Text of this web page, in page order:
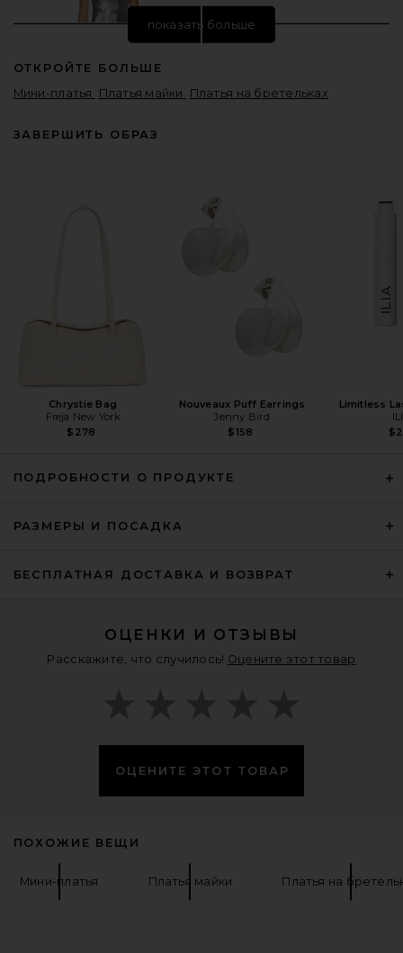
Alex Perry Singlet Mini Dress in
Dress in Yellow
показать больше
ОТКРОЙТЕ БОЛЬШЕ
Мини-платья
Платья майки Платья на бретельках
ЗАВЕРШИТЬ ОБРАЗ
Chrystie Bag
Freja New York
$278
Nouveaux Puff Earrings
Jenny Bird
$158
Limitless
ПОДРОБНОСТИ О ПРОДУКТЕ
РАЗМЕРЫ И ПОСАДКА
БЕСПЛАТНАЯ ДОСТАВКА И ВОЗВРАТ
ОЦЕНКИ И ОТЗЫВЫ
Расскажите, что случилось! Оцените этот товар
ОЦЕНИТЕ ЭТОТ ТОВАР
ПОХОЖИЕ ВЕЩИ
Мини-платья Платья майки Платья на